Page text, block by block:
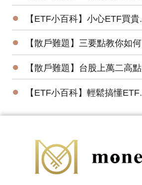
● 【ETF小百科】小心ETF買貴了！你不可不知的ETF名詞
● 【散戶難題】三要點教你如何將波浪理論應用在台股上？
● 【散戶難題】台股上萬二高點，為何外資還敢大買百億？
● 【ETF小百科】輕鬆搞懂ETF追蹤指數的三種方式